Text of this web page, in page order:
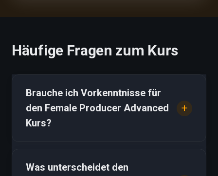
Häufige Fragen zum Kurs
Brauche ich Vorkenntnisse für
den Female Producer Advanced
Kurs?
Was unterscheidet den